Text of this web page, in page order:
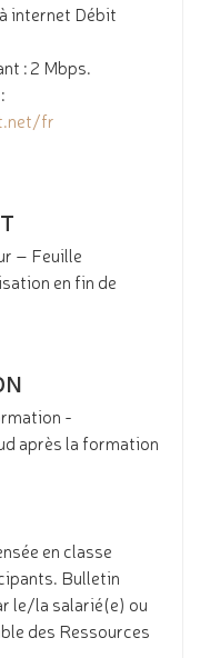
internet Débit
: 2 Mbps.
fr
– Feuille
en fin de
-
après la formation
en classe
Bulletin
le/la salarié(e) ou
des Ressources